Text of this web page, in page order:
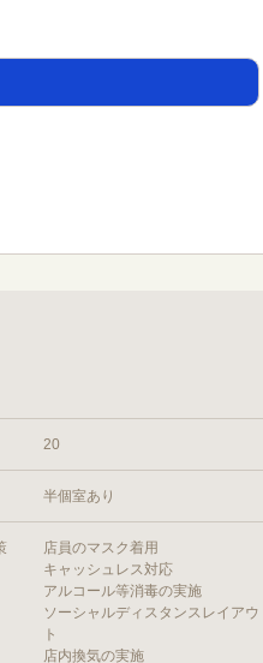
20
半個室あり
店員のマスク着用
キャッシュレス対応
アルコール等消毒の実施
ソーシャルディスタンスレイアウ
ト
店内換気の実施